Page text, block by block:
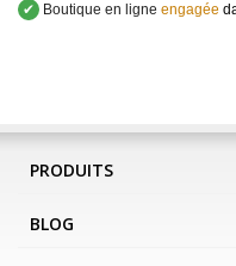
✔
Boutique en ligne engagée
PRODUITS
BLOG